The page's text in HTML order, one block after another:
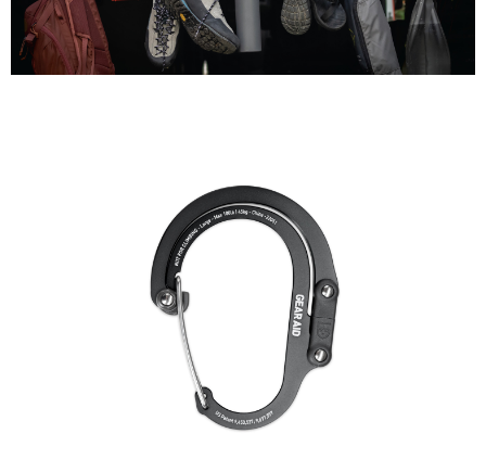
１．透過由恩沛科技股份有限公司提供之「AFTEE先享後付」服務完成之交
易，需依本服務之必要範圍內提供個人資料，並將交易相關給付款項請求債
權轉讓予恩沛科技股份有限公司。
２．關於個人資料處理事宜，請瀏覽以下網址：
時審查核予不同之上限額度；若仍有額度不足之情形，本公司將視審查結果
５．嚴禁一人註冊多個帳號或使用他人資訊註冊。若發現惡意使用之情形，
恩沛科技股份有限公司將有權停止該用戶之使用額度並採取法律行動。